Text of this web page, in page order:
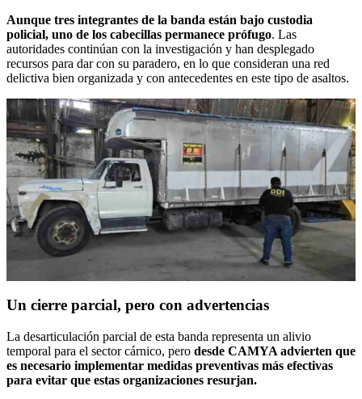
Aunque tres integrantes de la banda están bajo custodia
policial, uno de los cabecillas permanece prófugo. Las
autoridades continúan con la investigación y han desplegado
recursos para dar con su paradero, en lo que consideran una red
delictiva bien organizada y con antecedentes en este tipo de asaltos.
Un cierre parcial, pero con advertencias
La desarticulación parcial de esta banda representa un alivio
temporal para el sector cárnico, pero desde CAMYA advierten que
es necesario implementar medidas preventivas más efectivas
para evitar que estas organizaciones resurjan.